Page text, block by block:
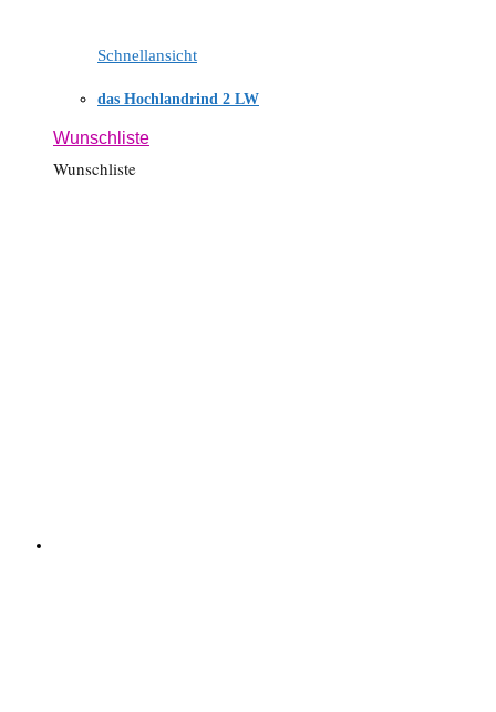
Schnellansicht
das Hochlandrind 2 LW
Wunschliste
Wunschliste